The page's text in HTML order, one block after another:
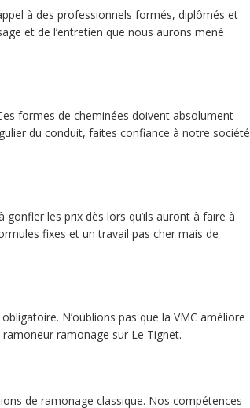
à des professionnels formés, diplômés et
et de l’entretien que nous aurons mené
formes de cheminées doivent absolument
du conduit, faites confiance à notre société
les prix dès lors qu’ils auront à faire à
fixes et un travail pas cher mais de
N’oublions pas que la VMC améliore
ramoneur ramonage sur Le Tignet.
de ramonage classique. Nos compétences